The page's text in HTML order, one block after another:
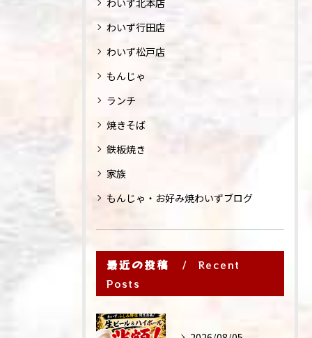
わいず北本店
わいず行田店
わいず松戸店
もんじゃ
ランチ
焼きそば
鉄板焼き
家族
もんじゃ・お好み焼わいずブログ
最近の投稿
Recent
Posts